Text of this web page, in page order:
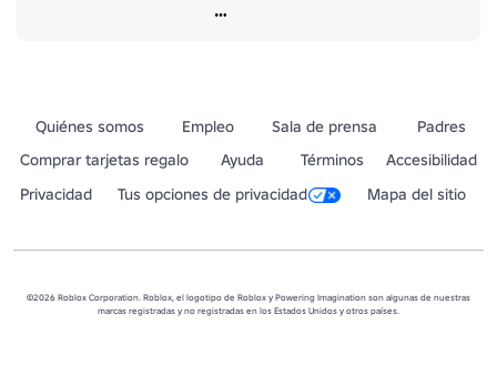
Quiénes somos Empleo Sala de prensa
Padres
Comprar tarjetas regalo
Ayuda Términos
Accesibilidad
Privacidad
Tus opciones de privacidad Mapa del sitio
©2026 Roblox Corporation. Roblox, el logotipo de Roblox y Powering Imagination son algunas de nuestras
marcas registradas y no registradas en los Estados Unidos y otros países.